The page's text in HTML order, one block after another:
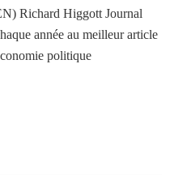
Richard Higgott Journal
année au meilleur article
politique